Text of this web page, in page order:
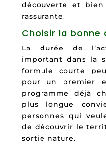
découverte et
rassurante.
Choisir la bonne
La durée de
important dans la
formule courte
pour un premier
programme déjà
plus longue
personnes qui
de découvrir le
sortie nature.